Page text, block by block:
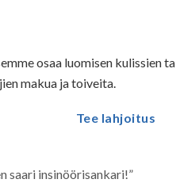
Tee lahjoitus
osaa luomisen kulissien
makua ja toiveita.
saari insinöörisankari!”